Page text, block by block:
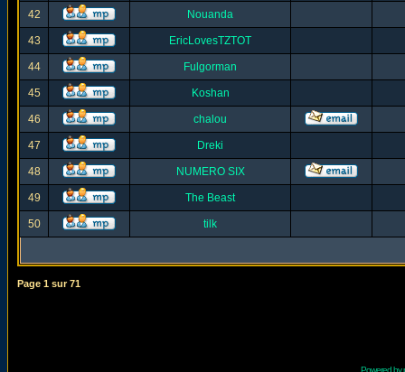
42 Nouanda
43 EricLovesTZTOT
44 Fulgorman
45 Koshan
46 chalou
47 Dreki
48 NUMERO SIX
49 The Beast
50 tilk
Page 1 sur71
Powered by